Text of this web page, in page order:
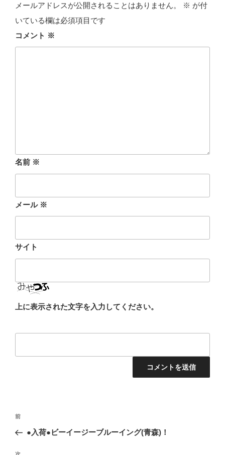
メールアドレスが公開されることはありません。 ※ が付
いている欄は必須項目です
コメント ※
名前 ※
メール ※
サイト
上に表示された文字を入力してください。
投
ナ
前
の
稿
前
●入荷●ビーイージーブルーイング(青森)！